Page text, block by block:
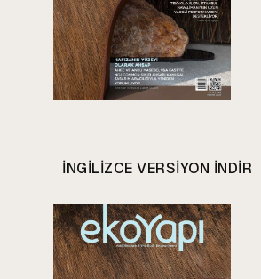
INGILIZCE VERSIYON INDIR